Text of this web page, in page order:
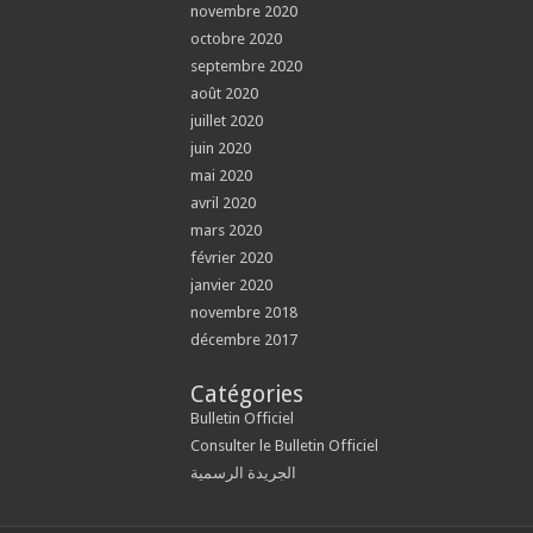
novembre 2020
octobre 2020
septembre 2020
août 2020
juillet 2020
juin 2020
mai 2020
avril 2020
mars 2020
février 2020
janvier 2020
novembre 2018
décembre 2017
Catégories
Bulletin Officiel
Consulter le Bulletin Officiel
الجريدة الرسمية